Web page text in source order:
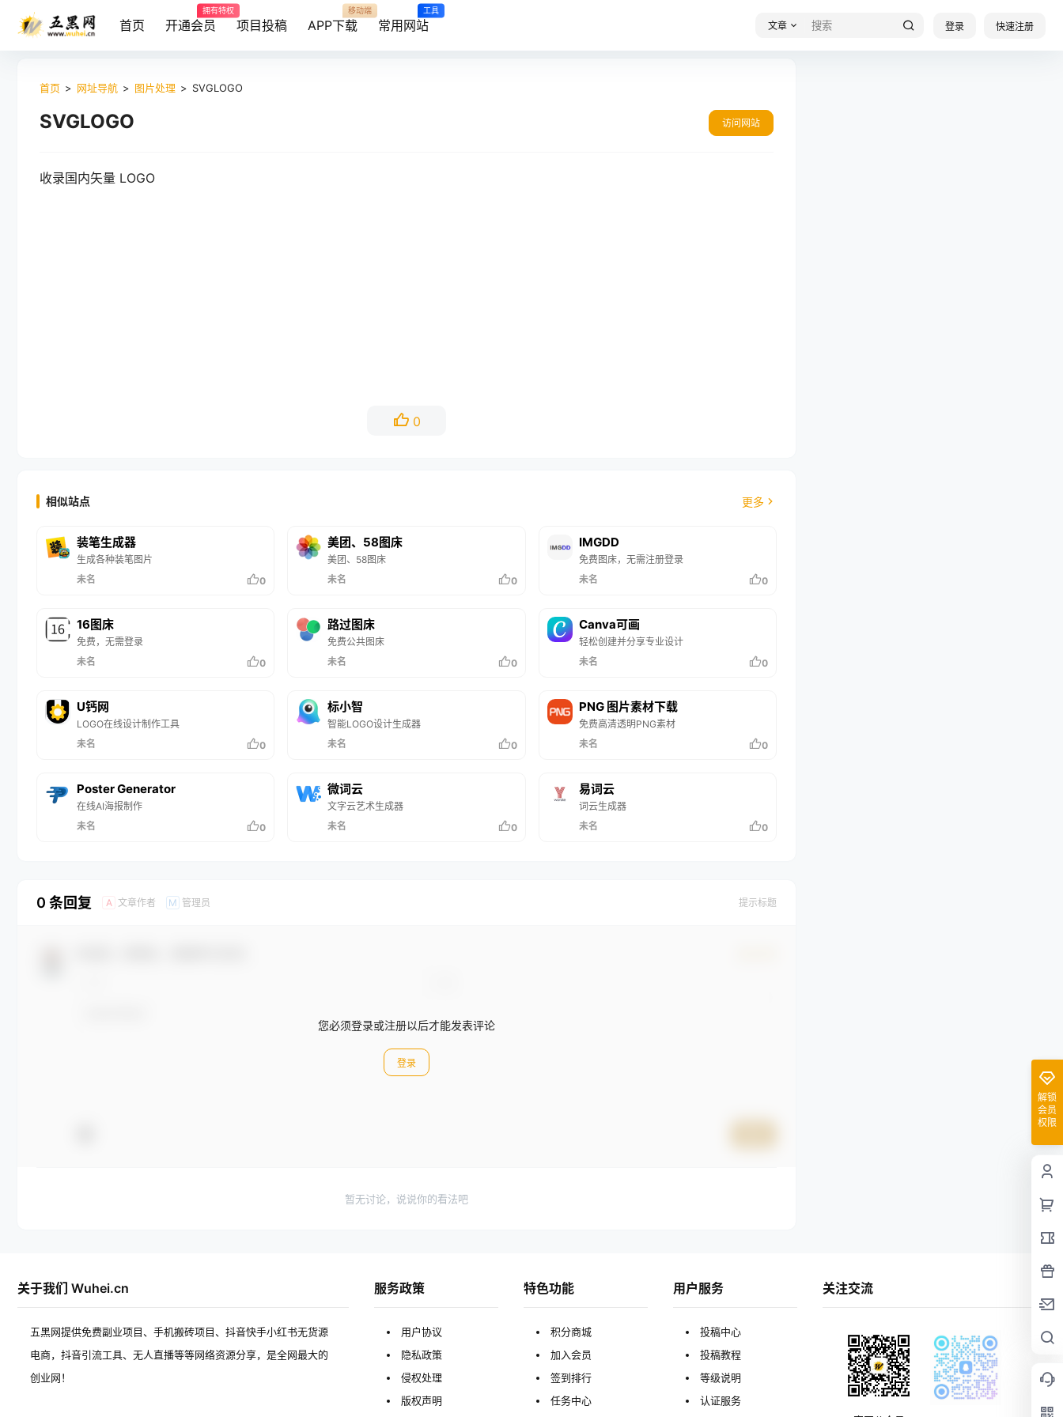
首页 开通会员
拥有特权
项目投稿 APP下载
移动端
常用网站
工具
文章 登录 快速注册
首页 > 网址导航 > 图片处理 > SVGLOGO
SVGLOGO 访问网站
收录国内矢量 LOGO
0
相似站点 更多
装笔生成器
生成各种装笔图片
未名
0
美团、58图床
美团、58图床
未名
0
IMGDD
免费图床，无需注册登录
未名
0
16图床
免费，无需登录
未名
0
路过图床
免费公共图床
未名
0
Canva可画
轻松创建并分享专业设计
未名
0
U钙网
LOGO在线设计制作工具
未名
0
标小智
智能LOGO设计生成器
未名
0
PNG 图片素材下载
免费高清透明PNG素材
未名
0
Poster Generator
在线AI海报制作
未名
0
微词云
文字云艺术生成器
未名
0
易词云
词云生成器
未名
0
0 条回复 A 文章作者 M 管理员 提示标题
您必须登录或注册以后才能发表评论
登录
暂无讨论，说说你的看法吧
解锁
会员
权限
关于我们 Wuhei.cn
五黑网提供免费副业项目、手机搬砖项目、抖音快手小红书无货源
电商，抖音引流工具、无人直播等等网络资源分享，是全网最大的
创业网！
服务政策
用户协议
隐私政策
侵权处理
版权声明
特色功能
积分商城
加入会员
签到排行
任务中心
用户服务
投稿中心
投稿教程
等级说明
认证服务
关注交流